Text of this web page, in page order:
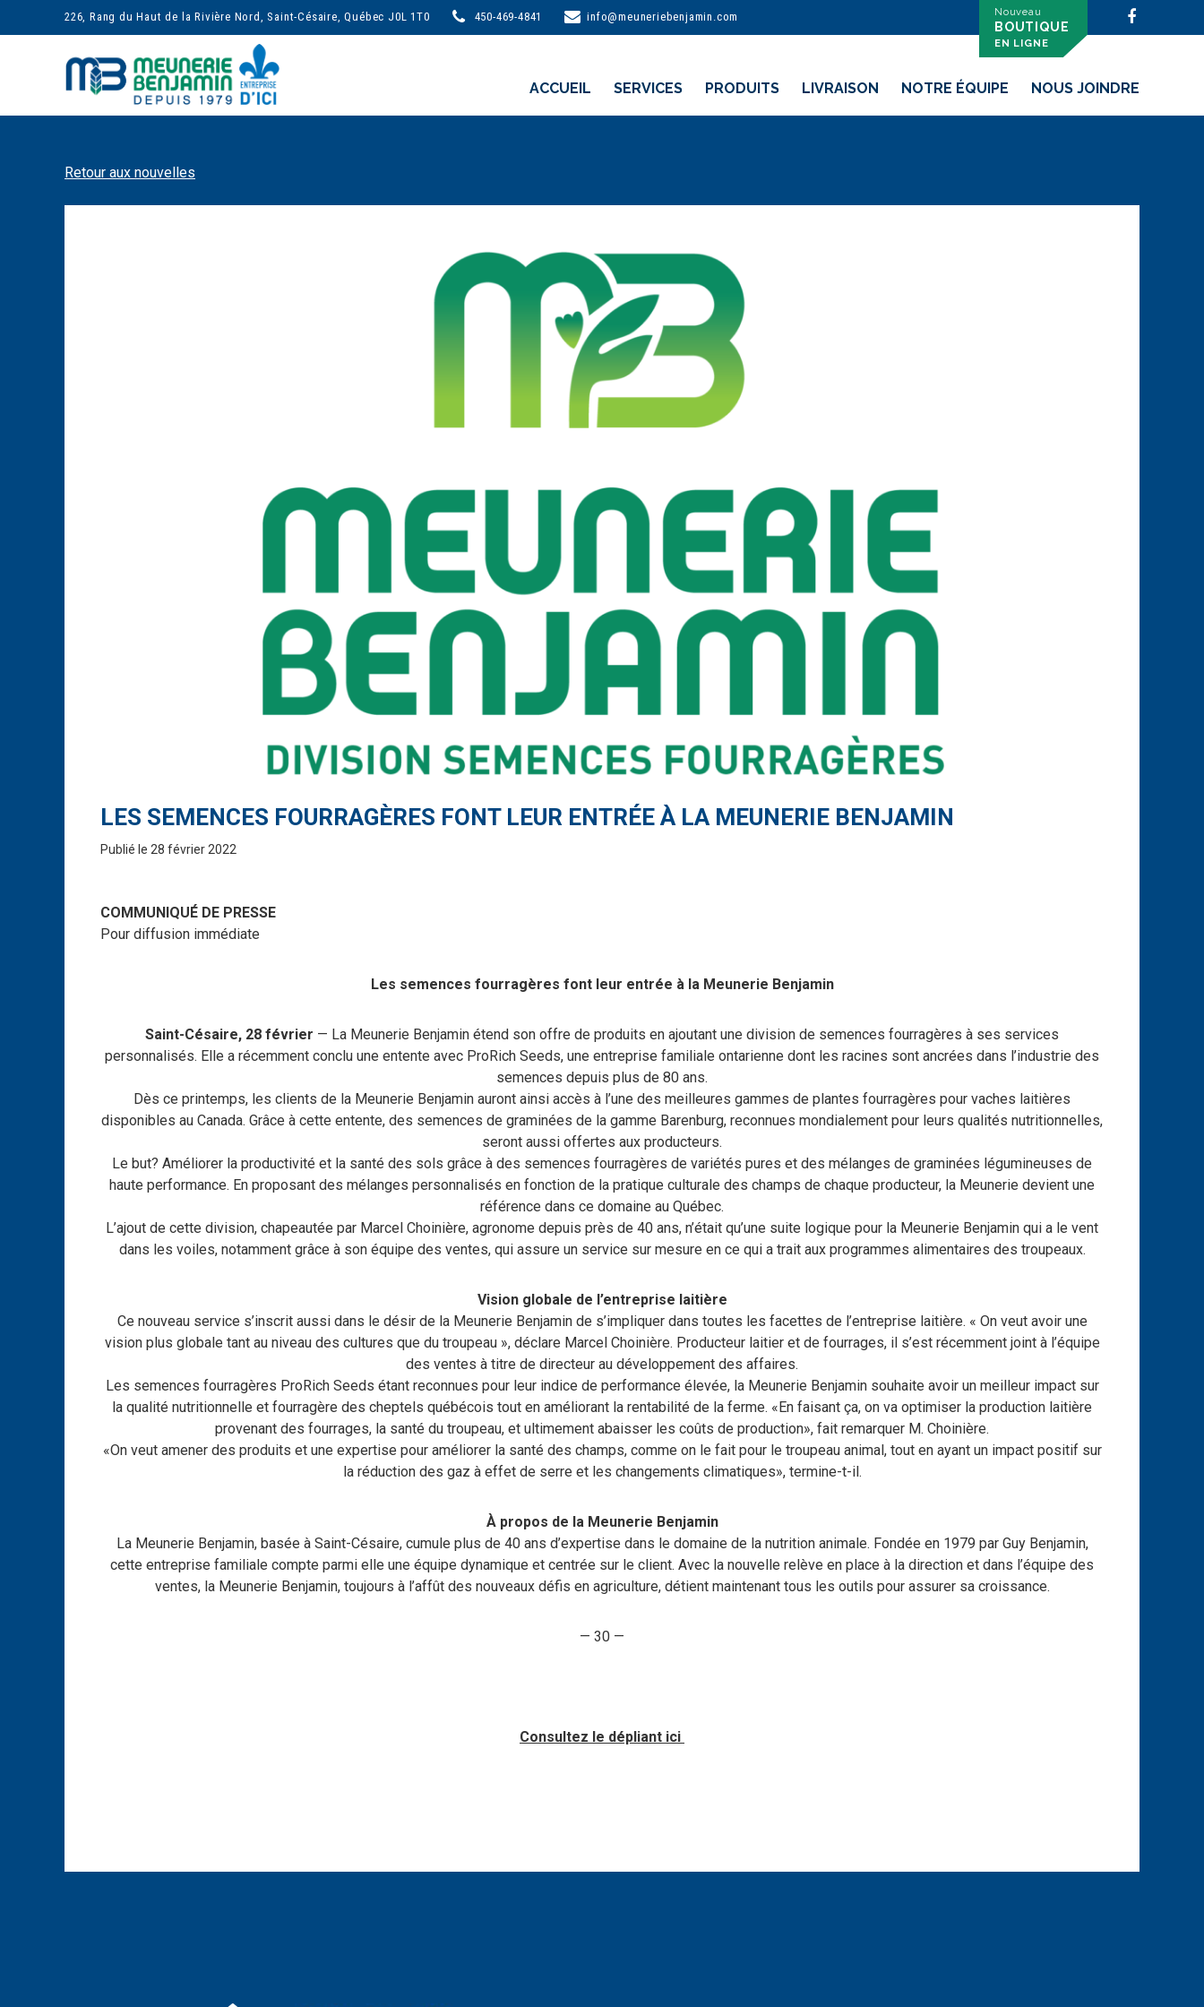
226, Rang du Haut de la Rivière Nord, Saint-Césaire, Québec J0L 1T0 450-469-4841 info@meuneriebenjamin.com Nouveau
BOUTIQUE
EN LIGNE

ACCUEIL SERVICES PRODUITS LIVRAISON NOTRE ÉQUIPE NOUS JOINDRE
Retour aux nouvelles
LES SEMENCES FOURRAGÈRES FONT LEUR ENTRÉE À LA MEUNERIE BENJAMIN
Publié le 28 février 2022
COMMUNIQUÉ DE PRESSE
Pour diffusion immédiate
Les semences fourragères font leur entrée à la Meunerie Benjamin
Saint-Césaire, 28 février — La Meunerie Benjamin étend son offre de produits en ajoutant une division de semences fourragères à ses services
personnalisés. Elle a récemment conclu une entente avec ProRich Seeds, une entreprise familiale ontarienne dont les racines sont ancrées dans l’industrie des
semences depuis plus de 80 ans.
Dès ce printemps, les clients de la Meunerie Benjamin auront ainsi accès à l’une des meilleures gammes de plantes fourragères pour vaches laitières
disponibles au Canada. Grâce à cette entente, des semences de graminées de la gamme Barenburg, reconnues mondialement pour leurs qualités nutritionnelles,
seront aussi offertes aux producteurs.
Le but? Améliorer la productivité et la santé des sols grâce à des semences fourragères de variétés pures et des mélanges de graminées légumineuses de
haute performance. En proposant des mélanges personnalisés en fonction de la pratique culturale des champs de chaque producteur, la Meunerie devient une
référence dans ce domaine au Québec.
L’ajout de cette division, chapeautée par Marcel Choinière, agronome depuis près de 40 ans, n’était qu’une suite logique pour la Meunerie Benjamin qui a le vent
dans les voiles, notamment grâce à son équipe des ventes, qui assure un service sur mesure en ce qui a trait aux programmes alimentaires des troupeaux.
Vision globale de l’entreprise laitière
Ce nouveau service s’inscrit aussi dans le désir de la Meunerie Benjamin de s’impliquer dans toutes les facettes de l’entreprise laitière. « On veut avoir une
vision plus globale tant au niveau des cultures que du troupeau », déclare Marcel Choinière. Producteur laitier et de fourrages, il s’est récemment joint à l’équipe
des ventes à titre de directeur au développement des affaires.
Les semences fourragères ProRich Seeds étant reconnues pour leur indice de performance élevée, la Meunerie Benjamin souhaite avoir un meilleur impact sur
la qualité nutritionnelle et fourragère des cheptels québécois tout en améliorant la rentabilité de la ferme. «En faisant ça, on va optimiser la production laitière
provenant des fourrages, la santé du troupeau, et ultimement abaisser les coûts de production», fait remarquer M. Choinière.
«On veut amener des produits et une expertise pour améliorer la santé des champs, comme on le fait pour le troupeau animal, tout en ayant un impact positif sur
la réduction des gaz à effet de serre et les changements climatiques», termine-t-il.
À propos de la Meunerie Benjamin
La Meunerie Benjamin, basée à Saint-Césaire, cumule plus de 40 ans d’expertise dans le domaine de la nutrition animale. Fondée en 1979 par Guy Benjamin,
cette entreprise familiale compte parmi elle une équipe dynamique et centrée sur le client. Avec la nouvelle relève en place à la direction et dans l’équipe des
ventes, la Meunerie Benjamin, toujours à l’affût des nouveaux défis en agriculture, détient maintenant tous les outils pour assurer sa croissance.
— 30 —
Consultez le dépliant ici